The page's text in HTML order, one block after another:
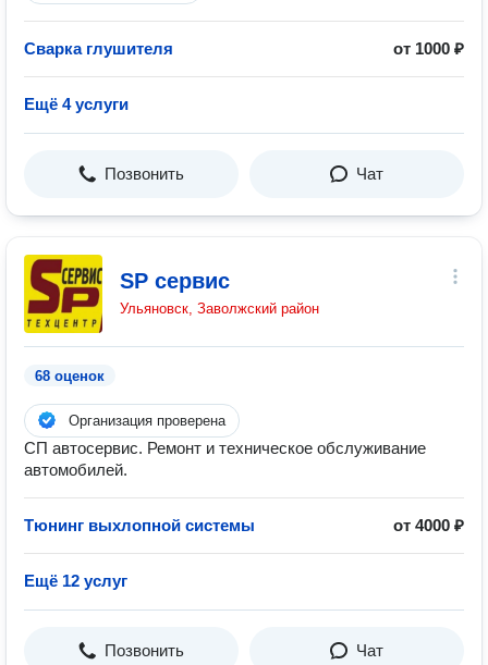
Сварка глушителя от 1000 ₽
Ещё 4 услуги
Позвонить Чат
SP сервис
Ульяновск, Заволжский район
68 оценок
Организация проверена
СП автосервис. Ремонт и техническое обслуживание
автомобилей.
Тюнинг выхлопной системы от 4000 ₽
Ещё 12 услуг
Позвонить Чат